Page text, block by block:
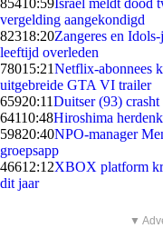
85410:59Israël meldt dood
vergelding aangekondigd
82318:20Zangeres en
leeftijd overleden
78015:21Netflix-abonnees
uitgebreide GTA VI trailer
65920:11Duitser (93)
64110:48Hiroshima
59820:40NPO-manager
groepsapp
46612:12XBOX platform
dit jaar
▼